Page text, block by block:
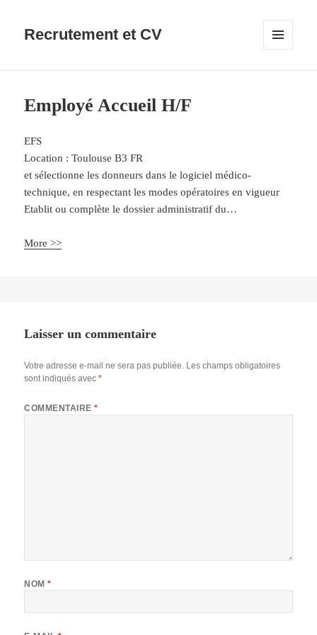
Recrutement et CV
Employé Accueil H/F
EFS
Location :Toulouse B3 FR
et sélectionne les donneurs dans le logiciel médico-
technique, en respectant les modes opératoires en vigueur
Etablit ou complète le dossier administratif du…
More >>
Laisser un commentaire
Votre adresse e-mail ne sera pas publiée. Les champs obligatoires
sont indiqués avec*
COMMENTAIRE*
NOM*